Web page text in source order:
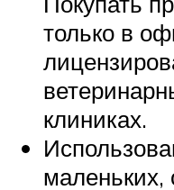
только в
клиниках.